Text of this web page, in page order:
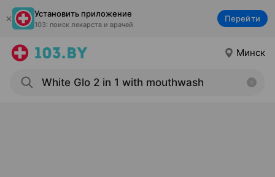
Установить приложение
103: поиск лекарств и врачей
Перейти
Минск